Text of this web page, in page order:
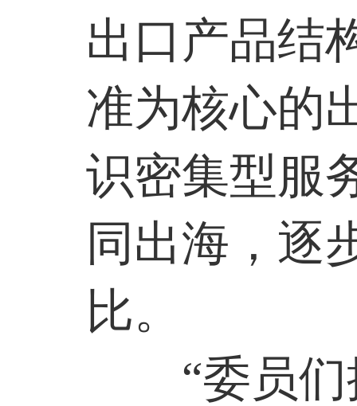
出口产品结
准为核心的
识密集型服
同出海，逐
比。
“委员